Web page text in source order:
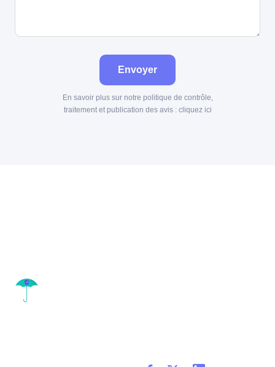
Envoyer
En savoir plus sur notre politique de contrôle,
traitement et publication des avis : cliquez ici